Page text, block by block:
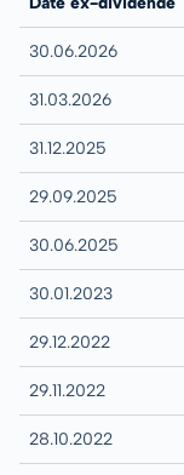
30.06.2026
31.03.2026
31.12.2025
29.09.2025
30.06.2025
30.01.2023
29.12.2022
29.11.2022
28.10.2022